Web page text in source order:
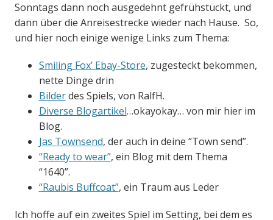
Sonntags dann noch ausgedehnt gefrühstückt, und
dann über die Anreisestrecke wieder nach Hause. So,
und hier noch einige wenige Links zum Thema:
Smiling Fox’ Ebay-Store, zugesteckt bekommen,
nette Dinge drin
Bilderdes Spiels, von RalfH.
Diverse Blogartikel…okayokay… von mir hier im
Blog.
Jas Townsend, der auch in deine “Town send”.
“Ready to wear”, ein Blog mit dem Thema
“1640”.
“Raubis Buffcoat”, ein Traum aus Leder
Ich hoffe auf ein zweites Spiel im Setting, bei dem es